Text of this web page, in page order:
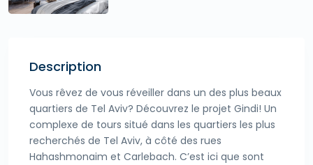
Description
Vous rêvez de vous réveiller dans un des plus beaux
quartiers de Tel Aviv? Découvrez le projet Gindi! Un
complexe de tours situé dans les quartiers les plus
recherchés de Tel Aviv, à côté des rues
Hahashmonaim et Carlebach. C’est ici que sont